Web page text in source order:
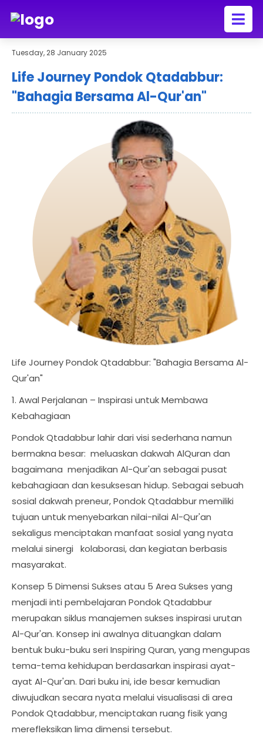
Tuesday, 28 January 2025
Life Journey Pondok Qtadabbur:
"Bahagia Bersama Al-Qur'an"
Life Journey Pondok Qtadabbur: "Bahagia Bersama Al-
Qur'an"
1. Awal Perjalanan – Inspirasi untuk Membawa
Kebahagiaan
Pondok Qtadabbur lahir dari visi sederhana namun
bermakna besar: meluaskan dakwah AlQuran dan
bagaimana menjadikan Al-Qur'an sebagai pusat
kebahagiaan dan kesuksesan hidup. Sebagai sebuah
sosial dakwah preneur, Pondok Qtadabbur memiliki
tujuan untuk menyebarkan nilai-nilai Al-Qur'an
sekaligus menciptakan manfaat sosial yang nyata
melalui sinergi kolaborasi, dan kegiatan berbasis
masyarakat.
Konsep 5 Dimensi Sukses atau 5 Area Sukses yang
menjadi inti pembelajaran Pondok Qtadabbur
merupakan siklus manajemen sukses inspirasi urutan
Al-Qur'an. Konsep ini awalnya dituangkan dalam
bentuk buku-buku seri Inspiring Quran, yang mengupas
tema-tema kehidupan berdasarkan inspirasi ayat-
ayat Al-Qur'an. Dari buku ini, ide besar kemudian
diwujudkan secara nyata melalui visualisasi di area
Pondok Qtadabbur, menciptakan ruang fisik yang
merefleksikan lima dimensi tersebut.